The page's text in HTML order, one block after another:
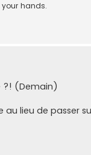
hands.
?! (Demain)
lieu de passer